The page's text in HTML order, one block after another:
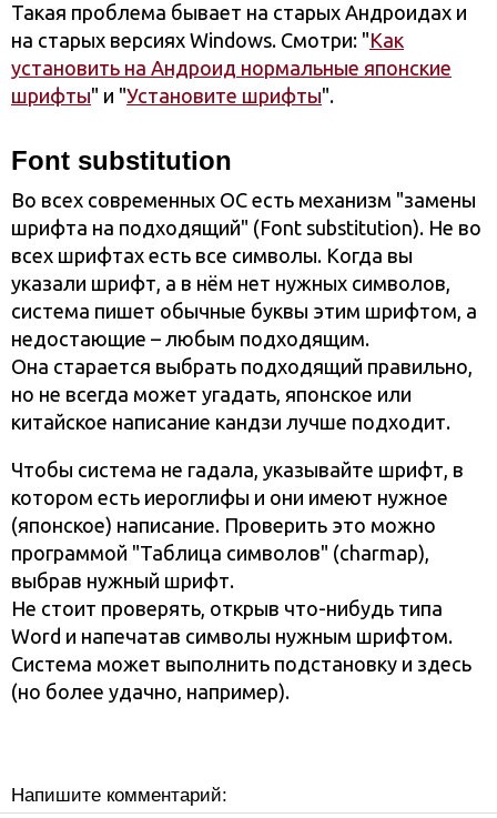
Такая проблема бывает на старых Андроидах и
на старых версиях Windows. Смотри: "Как
установить на Андроид нормальные японские
шрифты" и "Установите шрифты".
Font substitution
Во всех современных ОС есть механизм "замены
шрифта на подходящий" (Font substitution). Не во
всех шрифтах есть все символы. Когда вы
указали шрифт, а в нём нет нужных символов,
система пишет обычные буквы этим шрифтом, а
недостающие – любым подходящим.
Она старается выбрать подходящий правильно,
но не всегда может угадать, японское или
китайское написание кандзи лучше подходит.
Чтобы система не гадала, указывайте шрифт, в
котором есть иероглифы и они имеют нужное
(японское) написание. Проверить это можно
программой "Таблица символов" (charmap),
выбрав нужный шрифт.
Не стоит проверять, открыв что-нибудь типа
Word и напечатав символы нужным шрифтом.
Система может выполнить подстановку и здесь
(но более удачно, например).
Напишите комментарий: